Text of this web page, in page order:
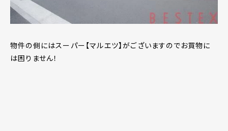
物件の側にはスーパー【マルエツ】がございますのでお買物に
は困りません！